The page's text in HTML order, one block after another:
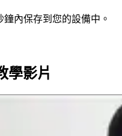
內保存到您的設備中。
學影片